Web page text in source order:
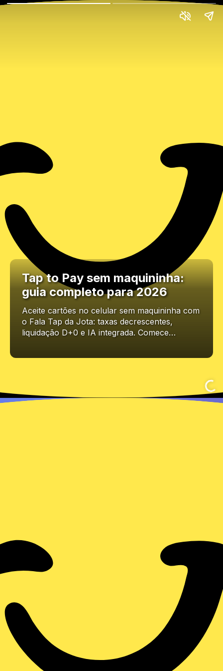
Tap to Pay sem maquininha:
guia completo para 2026
Aceite cartões no celular sem maquininha com
o Fala Tap da Jota: taxas decrescentes,
liquidação D+0 e IA integrada. Comece…